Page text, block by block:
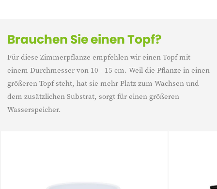
Brauchen Sie einen Topf?
Für diese Zimmerpflanze empfehlen wir einen Topf mit
einem Durchmesser von 10 - 15 cm. Weil die Pflanze in einen
größeren Topf steht, hat sie mehr Platz zum Wachsen und
dem zusätzlichen Substrat, sorgt für einen größeren
Wasserspeicher.